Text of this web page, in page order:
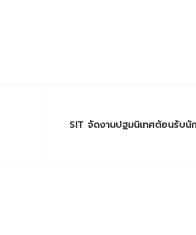
SIT จัดงานปฐมนิเทศต้อนรับนั